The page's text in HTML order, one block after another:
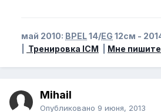
май 2010: BPEL14/EG 12см -
Тренировка ICM Мне
Mihail
Опубликовано 9 июня, 2013